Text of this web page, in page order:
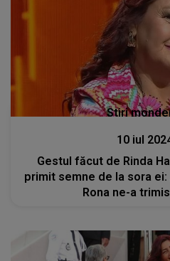
Stiri
10 iul
Gestul făcut de Rinda
primit semne de la sora ei:
Rona ne-a